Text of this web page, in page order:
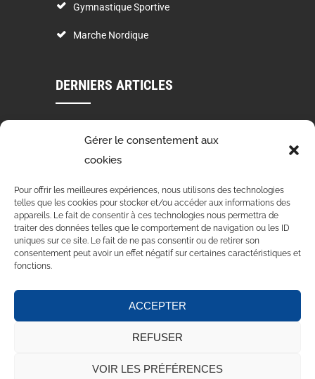
Gérer le consentement aux
cookies
Pour offrir les meilleures expériences, nous utilisons des technologies
telles que les cookies pour stocker et/ou accéder aux informations des
appareils. Le fait de consentir à ces technologies nous permettra de
traiter des données telles que le comportement de navigation ou les ID
uniques sur ce site. Le fait de ne pas consentir ou de retirer son
consentement peut avoir un effet négatif sur certaines caractéristiques et
fonctions.
ACCEPTER
REFUSER
VOIR LES PRÉFÉRENCES
Gymnastique Sportive
Marche Nordique
DERNIERS ARTICLES
STAGE DE DANSE 4 ET 5 NOVEMBRE 2023
15 Oct 2023
VOLVIC EN ROSE – MERCI POUR VOTRE PARTICIPATION